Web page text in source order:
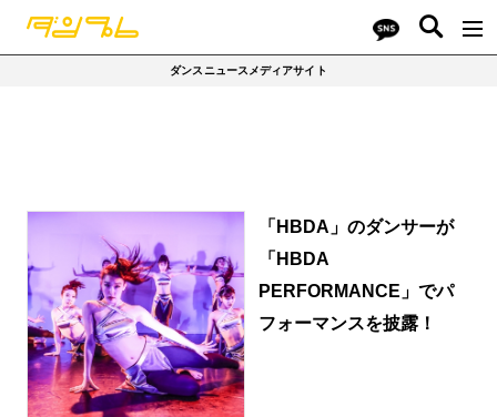
ダンスニュースメディアサイト
「HBDA」のダンサーが
「HBDA
PERFORMANCE」でパ
フォーマンスを披露！